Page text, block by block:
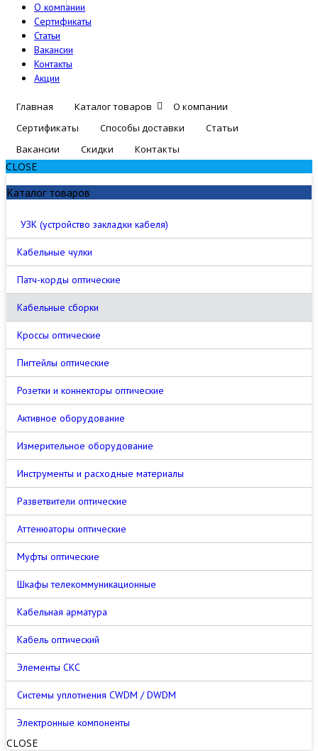
О компании
Сертификаты
Статьи
Вакансии
Контакты
Акции
Главная Каталог товаров
О компании
Сертификаты
Способы доставки
Статьи
Вакансии
Скидки Контакты
CLOSE
Каталог товаров
УЗК (устройство закладки кабеля)
Кабельные чулки
Патч-корды оптические
Кабельные сборки
Кроссы оптические
Пигтейлы оптические
Розетки и коннекторы оптические
Активное оборудование
Измерительное оборудование
Инструменты и расходные материалы
Разветвители оптические
Аттенюаторы оптические
Муфты оптические
Шкафы телекоммуникационные
Кабельная арматура
Кабель оптический
Элементы СКС
Cистемы уплотнения CWDM / DWDM
Электронные компоненты
CLOSE